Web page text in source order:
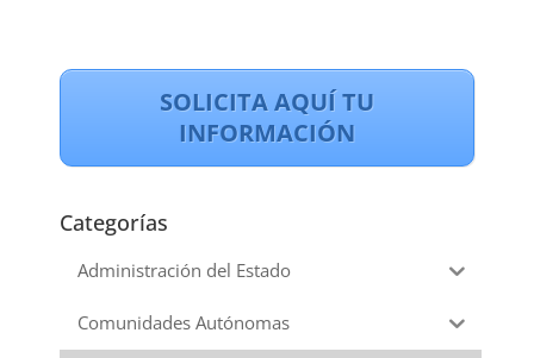
SOLICITA AQUÍ TU
INFORMACIÓN
Categorías
Administración del Estado
Comunidades Autónomas